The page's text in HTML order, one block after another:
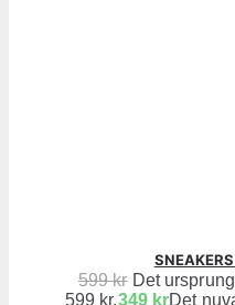
599kr Det
599 kr.349 krDet